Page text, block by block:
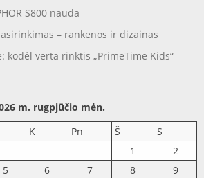
S800 nauda
– rankenos ir dizainas
kodėl verta rinktis „PrimeTime Kids“
m. rugpjūčio mėn.
K Pn Š
S
1
2
5 6 7 8
9